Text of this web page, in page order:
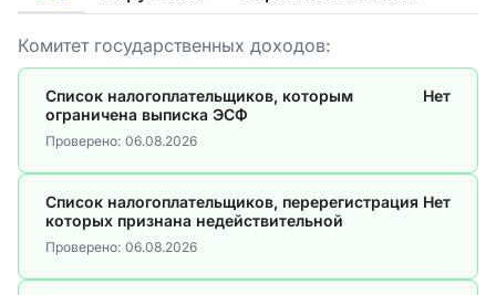
Комитет государственных доходов:
Список налогоплательщиков, которым
ограничена выписка ЭСФ
Нет
Проверено: 06.08.2026
Список налогоплательщиков, перерегистрация
которых признана недействительной
Нет
Проверено: 06.08.2026